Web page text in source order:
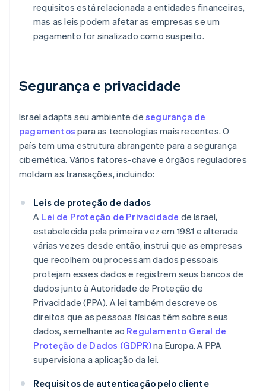
requisitos está relacionada a entidades financeiras,
mas as leis podem afetar as empresas se um
pagamento for sinalizado como suspeito.
Segurança e privacidade
Israel adapta seu ambiente de segurança de
pagamentos para as tecnologias mais recentes. O
país tem uma estrutura abrangente para a segurança
cibernética. Vários fatores-chave e órgãos reguladores
moldam as transações, incluindo:
Leis de proteção de dados
A Lei de Proteção de Privacidade de Israel,
estabelecida pela primeira vez em 1981 e alterada
várias vezes desde então, instrui que as empresas
que recolhem ou processam dados pessoais
protejam esses dados e registrem seus bancos de
dados junto à Autoridade de Proteção de
Privacidade (PPA). A lei também descreve os
direitos que as pessoas físicas têm sobre seus
dados, semelhante ao Regulamento Geral de
Proteção de Dados (GDPR)na Europa. A PPA
supervisiona a aplicação da lei.
Requisitos de autenticação pelo cliente